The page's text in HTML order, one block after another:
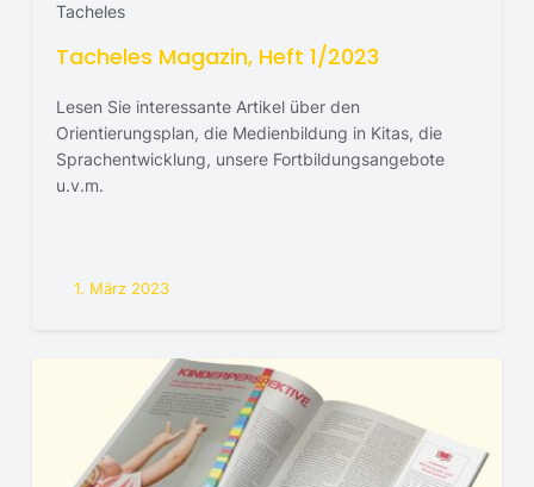
Tacheles
Tacheles Magazin, Heft 1/2023
Lesen Sie interessante Artikel über den
Orientierungsplan, die Medienbildung in Kitas, die
Sprachentwicklung, unsere Fortbildungsangebote
u.v.m.
1. März 2023